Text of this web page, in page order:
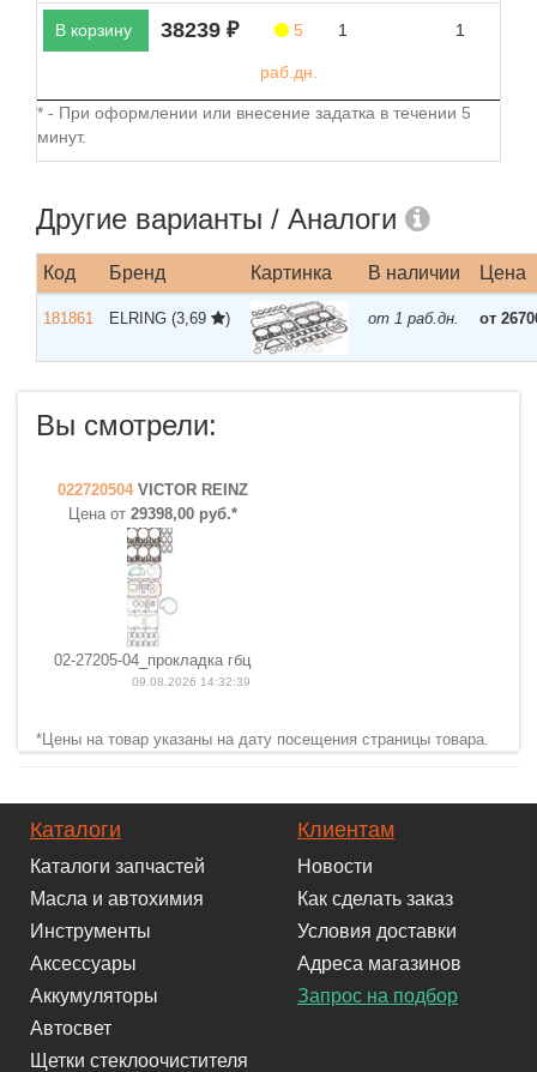
В корзину 38239 ₽ 5
раб.дн.
1 1
* - При оформлении или внесение задатка в течении 5
минут.
Другие варианты / Аналоги
Код Бренд Картинка В наличии Цена
181861 ELRING (3,69 ) от 1 раб.дн. от
Вы смотрели:
022720504 VICTOR REINZ
Цена от 29398,00 руб.*
02-27205-04_прокладка гбц
09.08.2026 14:32:39
*Цены на товар указаны на дату посещения страницы товара.
Каталоги
Каталоги запчастей
Масла и автохимия
Инструменты
Аксессуары
Аккумуляторы
Автосвет
Щетки стеклоочистителя
Клиентам
Новости
Как сделать заказ
Условия доставки
Адреса магазинов
Запрос на подбор